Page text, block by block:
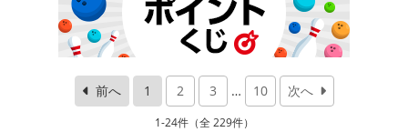
前へ 1 2 3 … 10 次へ
1-24件（全 229件）